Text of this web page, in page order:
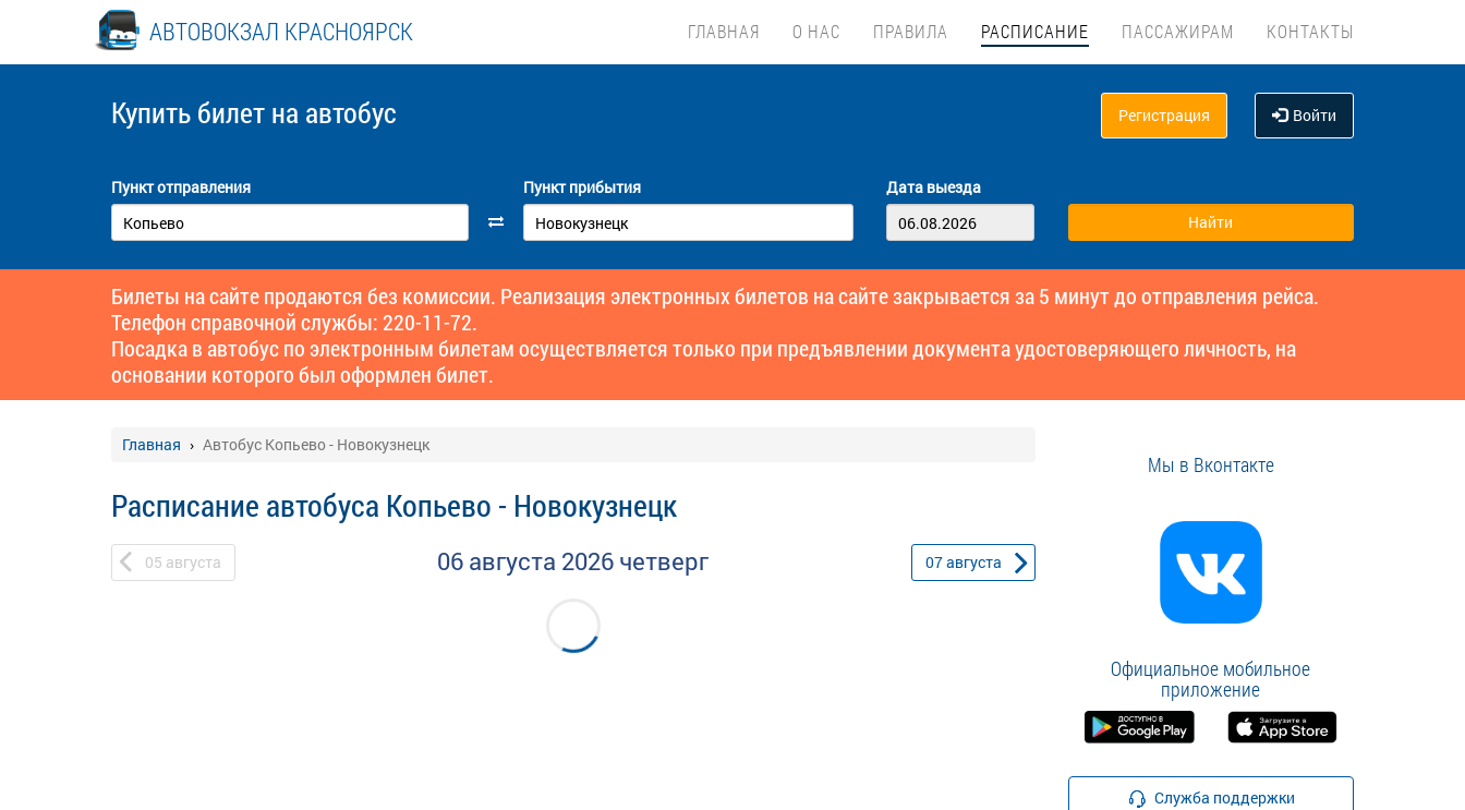
АВТОВОКЗАЛ КРАСНОЯРСК ГЛАВНАЯ О НАС ПРАВИЛА РАСПИСАНИЕ ПАССАЖИРАМ КОНТАКТЫ
Купить билет на автобус Регистрация Войти
Пункт отправления Пункт прибытия Дата выезда
Билеты на сайте продаются без комиссии. Реализация электронных билетов на сайте закрывается за 5 минут до отправления рейса.
Телефон справочной службы: 220-11-72.
Посадка в автобус по электронным билетам осуществляется только при предъявлении документа удостоверяющего личность, на
основании которого был оформлен билет.
Главная Автобус Копьево - Новокузнецк
Расписание автобуса Копьево - Новокузнецк
05 августа 06 августа 2026 четверг 07августа
Мы в Вконтакте
Официальное мобильное
приложение
Служба поддержки